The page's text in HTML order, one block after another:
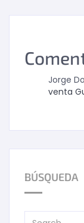
Jorge
venta
BÚSQUEDA